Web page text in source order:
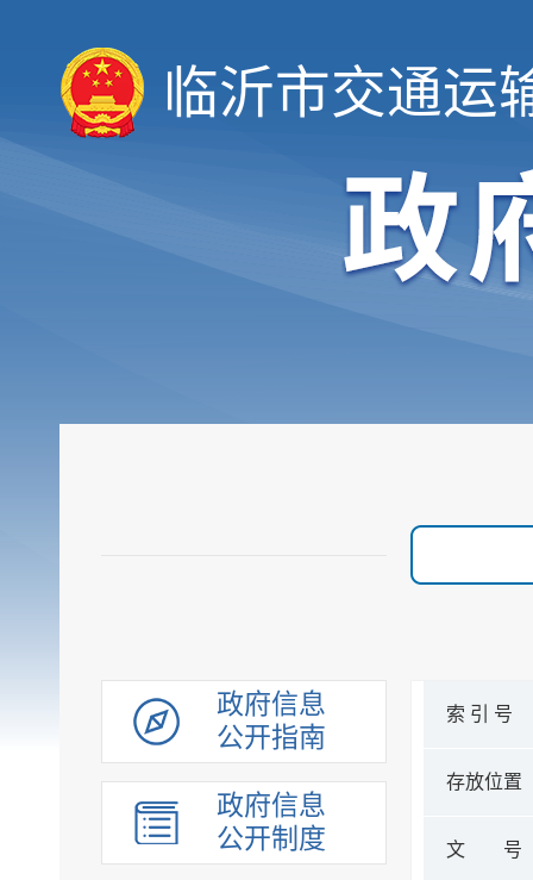
临沂市交通运
政府信息
公开指南
政府信息
公开制度
索 引 号
存放位置
文 号